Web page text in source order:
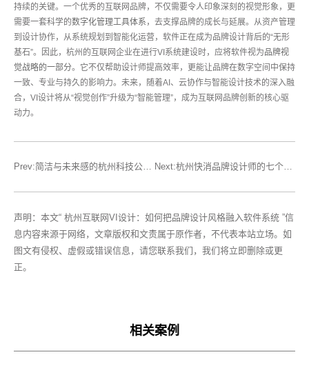
持续的关键。一个优秀的互联网品牌，不仅需要令人印象深刻的视觉形象，更
需要一套科学的数字化管理工具体系 ，去支撑品牌的成长与延展。从资产管理
到设计协作，从系统规划到智能化运营，软件正在成为品牌设计背后的“无形
基石”。因此，杭州的互联网企业在进行VI系统建设时，应将软件视为品牌视
觉战略的一部分。它不仅帮助设计师提高效率，更能让品牌在数字空间中保持
一致、专业与持久的影响力。未来，随着AI、云协作与智能设计技术的深入融
合，VI设计将从“视觉创作”升级为“智能管理”，成为互联网品牌创新的核心驱
动力。
Prev:​简洁与未来感的杭州科技公司品牌设计风格 Next:杭州快消品牌设计师的七个成功习惯
声明：本文“ 杭州互联网VI设计：如何把品牌设计风格融入软件系统 ”信
息内容来源于网络，文章版权和文责属于原作者，不代表本站立场。如
图文有侵权、虚假或错误信息，请您联系我们，我们将立即删除或更
正。
相关案例